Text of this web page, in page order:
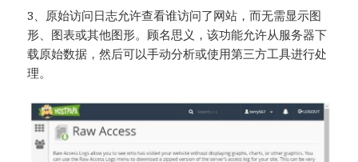
3、原始访问日志允许查看谁访问了网站，而无需显示图
形、图表或其他图形。顾名思义，该功能允许从服务器下
载原始数据，然后可以手动分析或使用第三方工具进行处
理。